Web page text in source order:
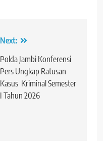
Next:
Polda Jambi Konferensi
Pers Ungkap Ratusan
Kasus Kriminal Semester
I Tahun 2026